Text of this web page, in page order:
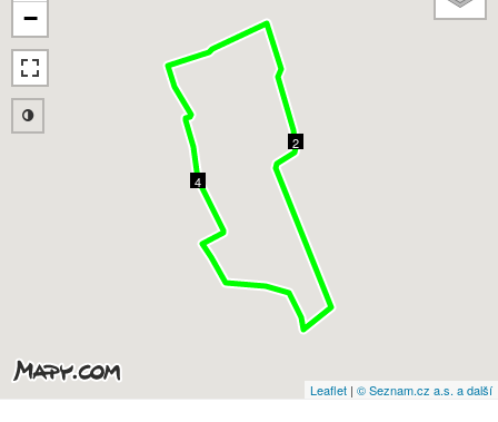
4
2
−
Leaflet | © Seznam.cz a.s. a další